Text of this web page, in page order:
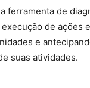
ferramenta de
de ações
e
suas atividades.